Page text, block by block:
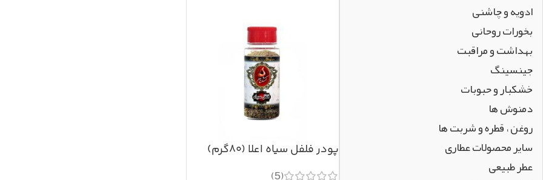
ادویه و چاشنی
بخورات روحانی
بهداشت و مراقبت
جینسینگ
خشکبار و حبوبات
دمنوش ها
روغن ، قطره و شربت ها
سایر محصولات عطاری
عطر طبیعی
پودر فلفل سیاه اعلا (۸۰گرم)